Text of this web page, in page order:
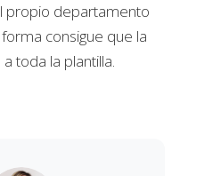
propio departamento
consigue que la
toda la plantilla.